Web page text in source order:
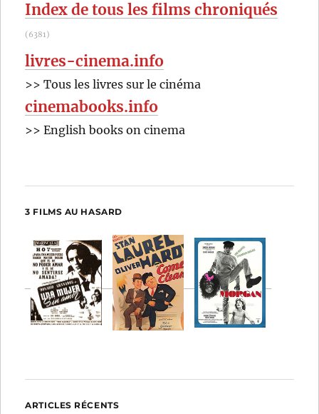
Index de tous les films chroniqués
(6381)
livres-cinema.info
>> Tous les livres sur le cinéma
cinemabooks.info
>> English books on cinema
3 FILMS AU HASARD
ARTICLES RÉCENTS